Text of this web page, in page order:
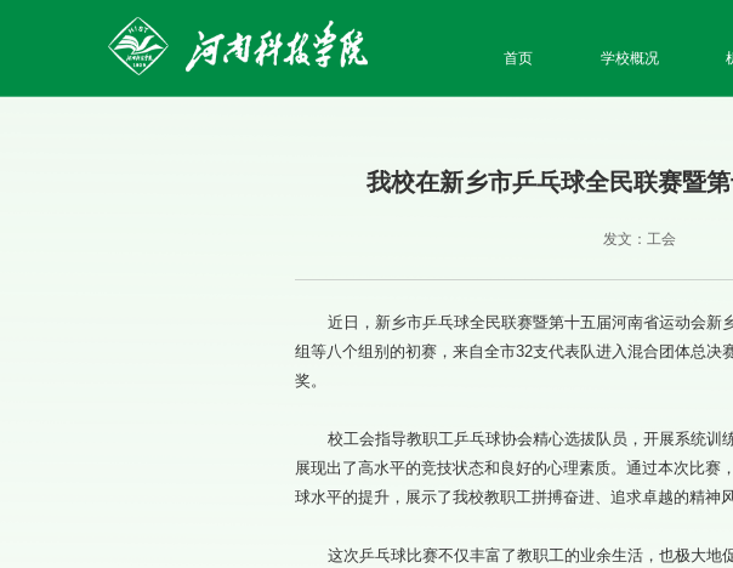
首页 学校概况
我校在新乡市乒乓球全民联赛暨
发文：工会
近日，新乡市乒乓球全民联赛暨第十五届河南省运动会
组等八个组别的初赛，来自全市32支代表队进入混合团体总
奖。
校工会指导教职工乒乓球协会精心选拔队员，开展系统训
展现出了高水平的竞技状态和良好的心理素质。通过本次比
球水平的提升，展示了我校教职工拼搏奋进、追求卓越的精神
这次乒乓球比赛不仅丰富了教职工的业余生活，也极大地